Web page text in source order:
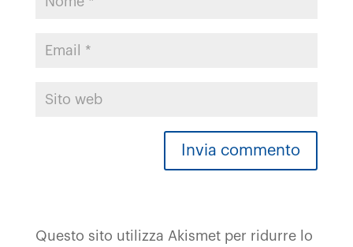
Questo sito utilizza Akismet per ridurre lo